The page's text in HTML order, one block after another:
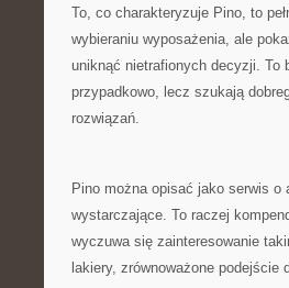
To, co charakteryzuje Pino, to
wybieraniu wyposażenia, ale
uniknąć nietrafionych decyzji. To
przypadkowo, lecz szukają
rozwiązań.
Pino można opisać jako serwis
wystarczające. To raczej
wyczuwa się zainteresowanie
lakiery, zrównoważone